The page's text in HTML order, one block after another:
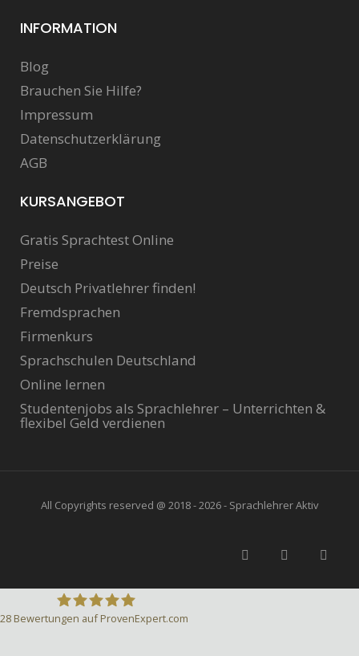
INFORMATION
Blog
Brauchen Sie Hilfe?
Impressum
Datenschutzerklärung
AGB
KURSANGEBOT
Gratis Sprachtest Online
Preise
Deutsch Privatlehrer finden!
Fremdsprachen
Firmenkurs
Sprachschulen Deutschland
Online lernen
Studentenjobs als Sprachlehrer – Unterrichten &
flexibel Geld verdienen
All Copyrights reserved @ 2018 - 2026 - Sprachlehrer Aktiv
28 Bewertungen auf ProvenExpert.com